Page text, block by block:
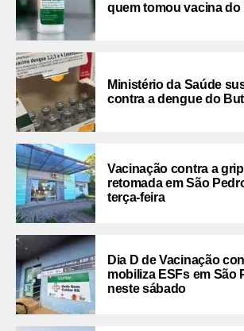
quem tomou vacina do
Ministério da Saúde
contra a dengue do
Vacinação contra a
retomada em São
terça-feira
Dia D de Vacinação
mobiliza ESFs em São
neste sábado